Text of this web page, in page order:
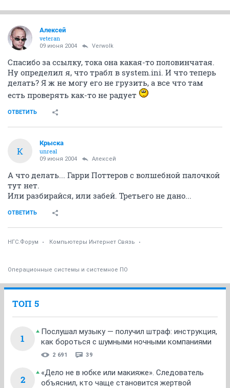
Aлексей
veteran
09 июня 2004 Verwolk
Спасибо за ссылку, тока она какая-то половинчатая.
Ну определил я, что трабл в system.ini. И что теперь
делать? Я ж не могу его не грузить, а все что там
есть проверять как-то не радует
ОТВЕТИТЬ
К
Крыска
unreal
09 июня 2004 Aлексей
А что делать... Гарри Поттеров с волшебной палочкой
тут нет.
Или разбирайся, или забей. Третьего не дано...
ОТВЕТИТЬ
НГС.Форум Компьютеры Интернет Связь
Операционные системы и системное ПО
ТОП 5
1
Послушал музыку — получил штраф: инструкция,
как бороться с шумными ночными компаниями
2 691 39
2
«Дело не в юбке или макияже». Следователь
объяснил, кто чаще становится жертвой